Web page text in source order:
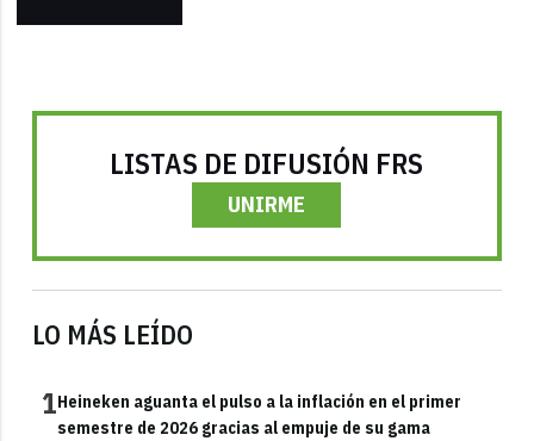
LISTAS DE DIFUSIÓN FRS
UNIRME
LO MÁS LEÍDO
1Heineken aguanta el pulso a la inflación en el primer
semestre de 2026 gracias al empuje de su gama